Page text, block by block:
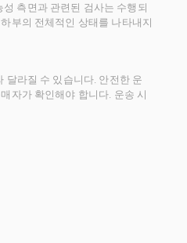
측면과 관련된 검사는 수행되
부의 전체적인 상태를 나타내지
달라질 수 있습니다. 안전한 운
자가 확인해야 합니다. 운송 시